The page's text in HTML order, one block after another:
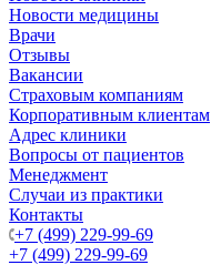
Новости медицины
Врачи
Отзывы
Вакансии
Страховым компаниям
Корпоративным клиентам
Адрес клиники
Вопросы от пациентов
Менеджмент
Случаи из практики
Контакты
+7 (499) 229-99-69
+7 (499) 229-99-69